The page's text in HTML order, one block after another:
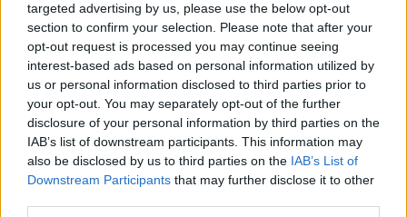
targeted advertising by us, please use the below opt-out
section to confirm your selection. Please note that after your
opt-out request is processed you may continue seeing
interest-based ads based on personal information utilized by
us or personal information disclosed to third parties prior to
your opt-out. You may separately opt-out of the further
disclosure of your personal information by third parties on the
IAB’s list of downstream participants. This information may
also be disclosed by us to third parties on the IAB’s List of
Downstream Participants that may further disclose it to other
20.07.2026
Amendă de 60.000 de lei pentru un
agent economic din Fălticeni.
Deșeurile erau depozitate
necorespunzător
ACTUALITATE ACTUALITATE